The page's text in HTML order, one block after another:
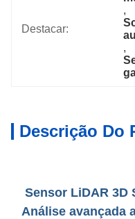
Destacar:
,
,
Descrição Do
Sensor LiDAR 3D
Análise avançada